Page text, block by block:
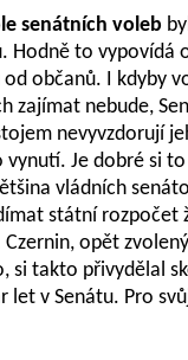
senátních voleb
Hodně to vypovídá
občanů. I kdyby
zajímat nebude,
nevyvzdorují
vynutí. Je dobré si
vládních
státní rozpočet
opět
si takto přivydělal
let v Senátu. Pro